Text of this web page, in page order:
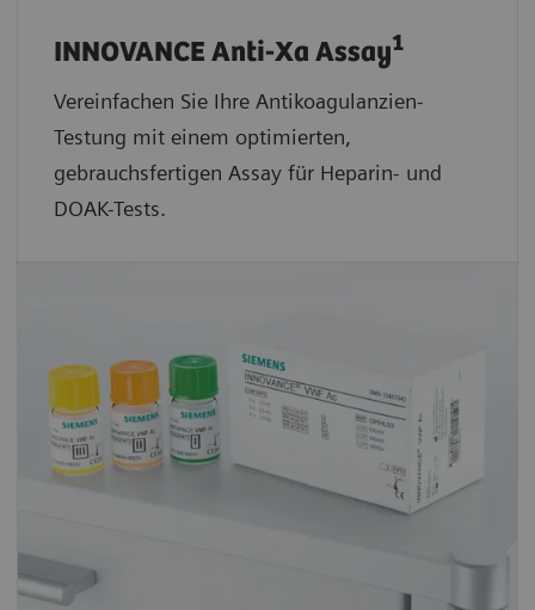
INNOVANCE Anti-Xa Assay1
Vereinfachen Sie Ihre Antikoagulanzien-
Testung mit einem optimierten,
gebrauchsfertigen Assay für Heparin- und
DOAK-Tests.